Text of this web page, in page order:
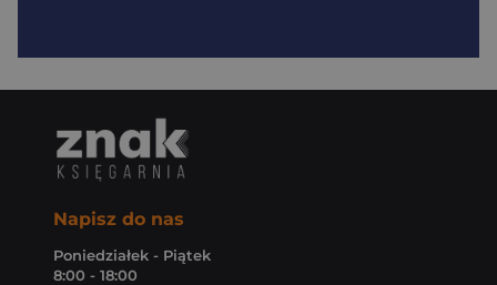
Napisz do nas
Poniedziałek - Piątek
8:00 - 18:00